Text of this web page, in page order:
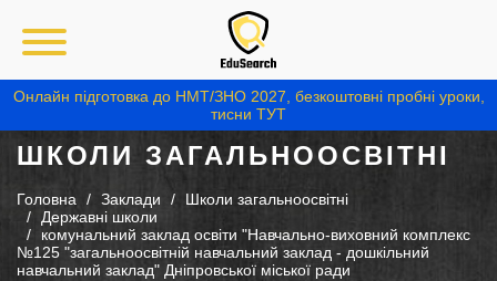
Онлайн підготовка до НМТ/ЗНО 2027, безкоштовні пробні уроки,
тисни ТУТ
ШКОЛИ ЗАГАЛЬНООСВІТНІ
Головна Заклади
Школи загальноосвітні
Державні школи
комунальний заклад освіти "Навчально-виховний комплекс
№125 "загальноосвітній навчальний заклад - дошкільний
навчальний заклад" Дніпровської міської ради